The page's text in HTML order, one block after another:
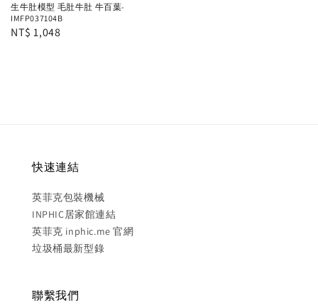
生牛肚模型 毛肚牛肚 牛百葉-
IMFP037104B
Regular
NT$ 1,048
快速連結
英菲克包裝機械
INPHIC居家館連結
英菲克 inphic.me 官網
垃圾桶最新型錄
聯繫我們